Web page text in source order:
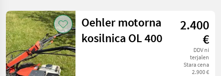
Oehler motorna
kosilnica OL 400
2.400
€
DDV ni
terjalen
Stara cena
2.900 €